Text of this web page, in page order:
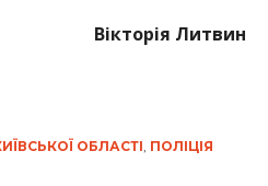
Вікторія Литвин
ОБЛАСТІ, ПОЛІЦІЯ